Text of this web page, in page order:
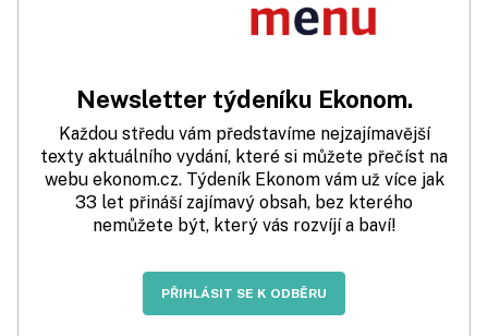
Newsletter týdeníku Ekonom.
Každou středu vám představíme nejzajímavější
texty aktuálního vydání, které si můžete přečíst na
webu ekonom.cz. Týdeník Ekonom vám už více jak
33 let přináší zajímavý obsah, bez kterého
nemůžete být, který vás rozvíjí a baví!
PŘIHLÁSIT SE K ODBĚRU